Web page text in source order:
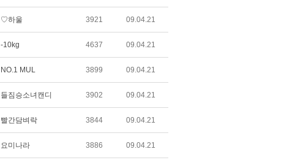
♡하울 3921 09.04.21
-10kg 4637 09.04.21
NO.1 MUL 3899 09.04.21
들짐승소녀캔디 3902 09.04.21
빨간담벼락 3844 09.04.21
요미나라 3886 09.04.21